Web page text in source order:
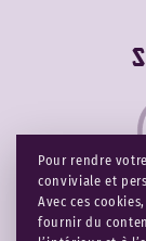
Clause de
Pour rendre
conviviale et
Avec ces
fournir du